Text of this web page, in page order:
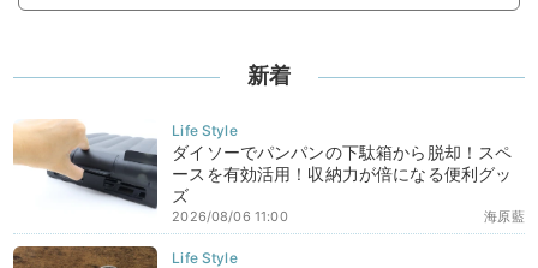
新着
ダイソーでパンパンの下駄箱から脱却！スペ
ースを有効活用！収納力が倍になる便利グッ
ズ
海原藍
2026/08/06 11:00